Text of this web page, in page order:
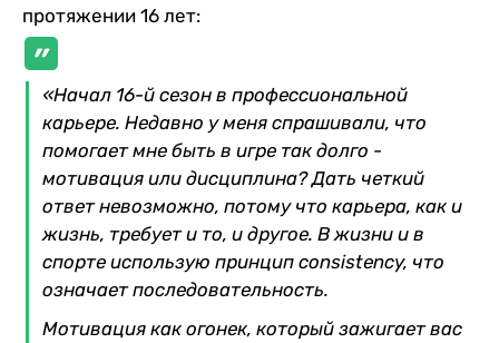
протяжении 16 лет:
«Начал 16-й сезон в профессиональной
карьере. Недавно у меня спрашивали, что
помогает мне быть в игре так долго -
мотивация или дисциплина? Дать четкий
ответ невозможно, потому что карьера, как и
жизнь, требует и то, и другое. В жизни и в
спорте использую принцип consistency, что
означает последовательность.
Мотивация как огонек, который зажигает вас